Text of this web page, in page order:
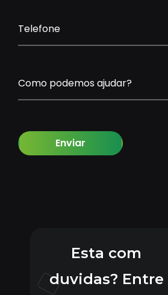
Telefone
Como podemos ajudar?
Enviar
Esta com
duvidas? Entre